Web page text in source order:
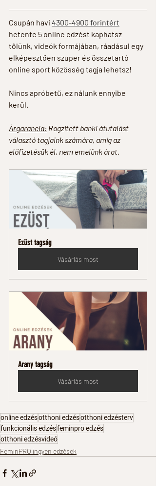
Csupán havi 4300-4900 forintért
hetente 5 online edzést kaphatsz
tőlünk, videók formájában, ráadásul egy
elképesztően szuper és összetartó
online sport közösség tagja lehetsz!
Nincs apróbetű, ez nálunk ennyibe
kerül.
Árgarancia: Rögzített banki átutalást
választó tagjaink számára, amíg az
előfizetésük él, nem emelünk árat.
Ezüst tagság
Vásárlás most
Arany tagság
Vásárlás most
online edzésotthoni edzésotthoni edzésterv
funkcionális edzésfeminpro edzés
otthoni edzésvideó
FeminPRO ingyen edzések